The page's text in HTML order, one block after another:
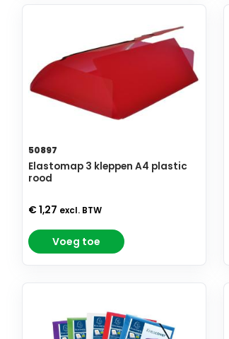
50897
Elastomap 3 kleppen A4 plastic
rood
€ 1,27 excl. BTW
Voeg toe